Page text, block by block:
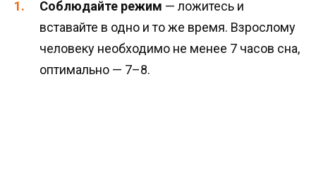
Соблюдайте режим — ложитесь и
вставайте в одно и то же время. Взрослому
человеку необходимо не менее 7 часов сна,
оптимально — 7–8.